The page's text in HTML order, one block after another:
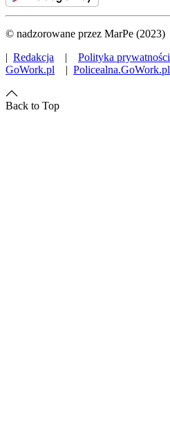
© nadzorowane przez MarPe (2023)
| Redakcja | Polityka prywatności
GoWork.pl | Policealna.GoWork.pl
Back to Top